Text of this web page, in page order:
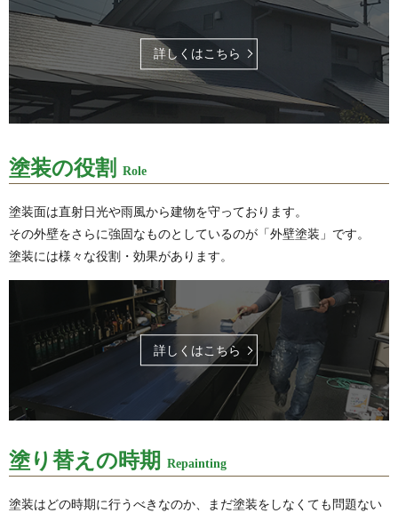
詳しくはこちら
塗装の役割 Role
塗装面は直射日光や雨風から建物を守っております。
その外壁をさらに強固なものとしているのが「外壁塗装」です。
塗装には様々な役割・効果があります。
詳しくはこちら
塗り替えの時期 Repainting
塗装はどの時期に行うべきなのか、まだ塗装をしなくても問題ない